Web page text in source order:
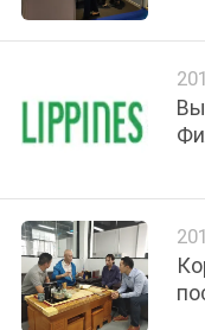
ПОЛИТИКА
УЕДИНЕНИЯ